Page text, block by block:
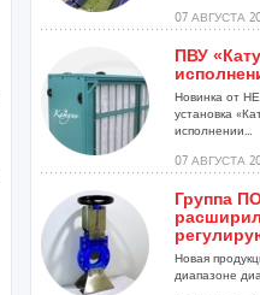
07 АВГУСТА
ПВУ
Новинка от
установка
исполнении...
07 АВГУСТА
Группа
Новая
диапазоне